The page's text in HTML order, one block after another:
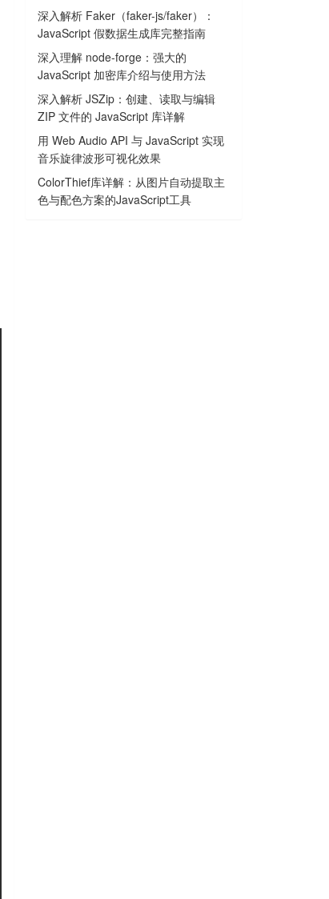
深入解析 Faker（faker-js/faker）：
JavaScript 假数据生成库完整指南
深入理解 node-forge：强大的
JavaScript 加密库介绍与使用方法
深入解析 JSZip：创建、读取与编辑
ZIP 文件的 JavaScript 库详解
用 Web Audio API 与 JavaScript 实现
音乐旋律波形可视化效果
ColorThief库详解：从图片自动提取主
色与配色方案的JavaScript工具